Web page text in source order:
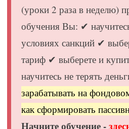
(уроки 2 раза в неделю)
обучения Вы: ✔
условиях санкций ✔
тариф ✔ выберете и
научитесь не терять
зарабатывать на
как сформировать
Начните обучение -